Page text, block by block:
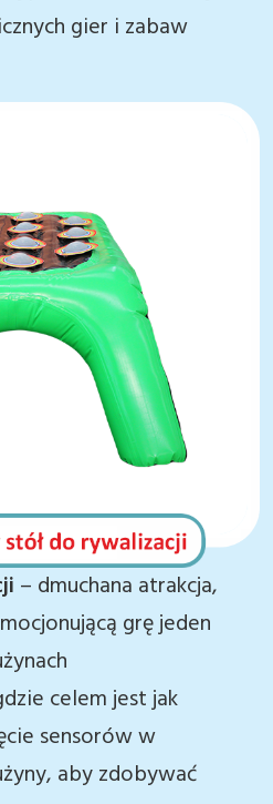
gier i zabaw
– dmuchana atrakcja,
grę jeden
celem jest jak
sensorów w
aby zdobywać